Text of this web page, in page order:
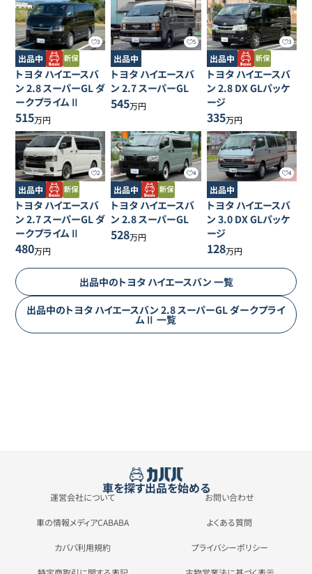
3
出品中
トヨタ ハイエースバ
ン 2.8 スーパーGL ダ
ークプライムⅡ
515万円
5
出品中
トヨタ ハイエースバ
ン 2.7 スーパーGL
545万円
3
出品中
トヨタ ハイエースバ
ン 2.8 DX GLパッケ
ージ
335万円
2
出品中
トヨタ ハイエースバ
ン 2.7 スーパーGL ダ
ークプライムⅡ
480万円
4
出品中
トヨタ ハイエースバ
ン 2.8 スーパーGL
528万円
4
出品中
トヨタ ハイエースバ
ン 3.0 DX GLパッケ
ージ
128万円
出品中のトヨタ ハイエースバン 一覧
出品中のトヨタ ハイエースバン 2.8 スーパーGL ダークプライ
ムⅡ 一覧
車を探す出品を始める
運営会社について お問い合わせ
車の情報メディアCABABA よくある質問
カババ利用規約 プライバシーポリシー